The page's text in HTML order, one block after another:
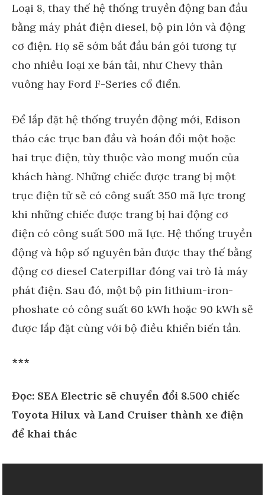
Loại 8, thay thế hệ thống truyền động ban đầu
bằng máy phát điện diesel, bộ pin lớn và động
cơ điện. Họ sẽ sớm bắt đầu bán gói tương tự
cho nhiều loại xe bán tải, như Chevy thân
vuông hay Ford F-Series cổ điển.
Để lắp đặt hệ thống truyền động mới, Edison
tháo các trục ban đầu và hoán đổi một hoặc
hai trục điện, tùy thuộc vào mong muốn của
khách hàng. Những chiếc được trang bị một
trục điện tử sẽ có công suất 350 mã lực trong
khi những chiếc được trang bị hai động cơ
điện có công suất 500 mã lực. Hệ thống truyền
động và hộp số nguyên bản được thay thế bằng
động cơ diesel Caterpillar đóng vai trò là máy
phát điện. Sau đó, một bộ pin lithium-iron-
phoshate có công suất 60 kWh hoặc 90 kWh sẽ
được lắp đặt cùng với bộ điều khiển biến tần.
***
Đọc: SEA Electric sẽ chuyển đổi 8.500 chiếc
Toyota Hilux và Land Cruiser thành xe điện
để khai thác